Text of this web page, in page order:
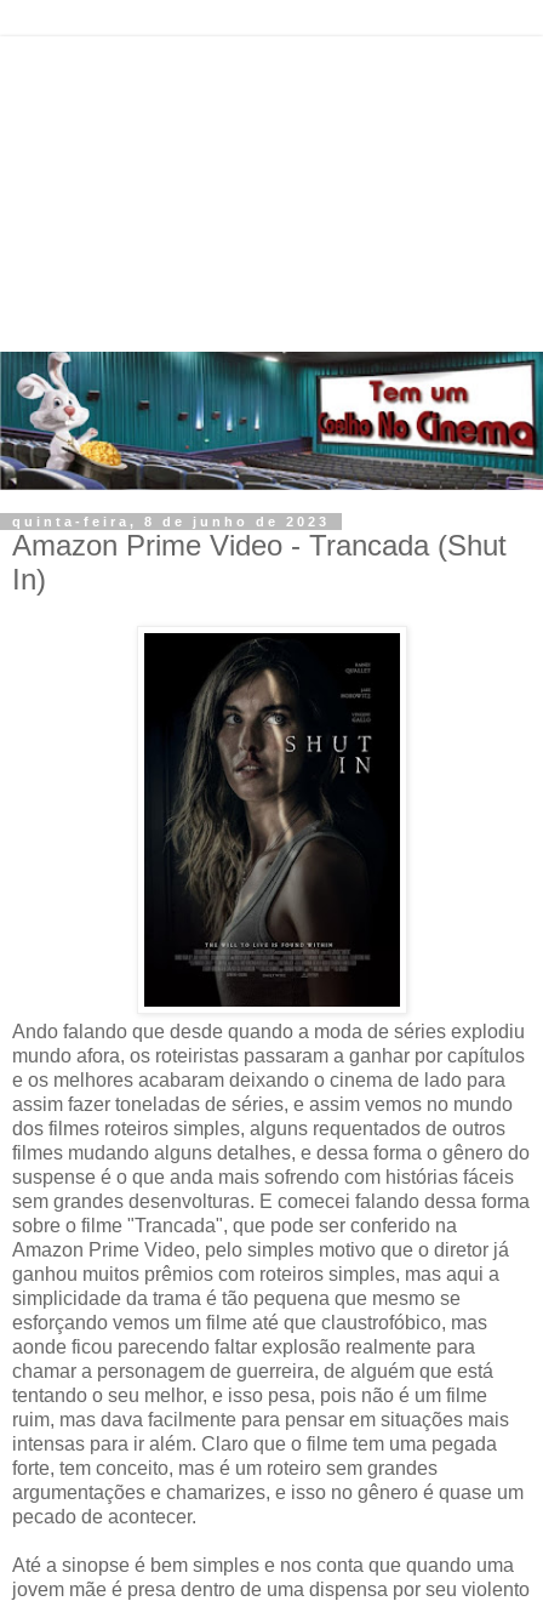
quinta-feira, 8 de junho de 2023
Amazon Prime Video - Trancada (Shut
In)
Ando falando que desde quando a moda de séries explodiu
mundo afora, os roteiristas passaram a ganhar por capítulos
e os melhores acabaram deixando o cinema de lado para
assim fazer toneladas de séries, e assim vemos no mundo
dos filmes roteiros simples, alguns requentados de outros
filmes mudando alguns detalhes, e dessa forma o gênero do
suspense é o que anda mais sofrendo com histórias fáceis
sem grandes desenvolturas. E comecei falando dessa forma
sobre o filme "Trancada", que pode ser conferido na
Amazon Prime Video, pelo simples motivo que o diretor já
ganhou muitos prêmios com roteiros simples, mas aqui a
simplicidade da trama é tão pequena que mesmo se
esforçando vemos um filme até que claustrofóbico, mas
aonde ficou parecendo faltar explosão realmente para
chamar a personagem de guerreira, de alguém que está
tentando o seu melhor, e isso pesa, pois não é um filme
ruim, mas dava facilmente para pensar em situações mais
intensas para ir além. Claro que o filme tem uma pegada
forte, tem conceito, mas é um roteiro sem grandes
argumentações e chamarizes, e isso no gênero é quase um
pecado de acontecer.
Até a sinopse é bem simples e nos conta que quando uma
jovem mãe é presa dentro de uma dispensa por seu violento